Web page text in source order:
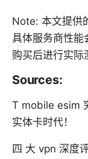
Note: 本文提供
具体服务商性能
购买后进行实际
Sources:
T mobile esim
实体卡时代！
四 大 vpn 深度